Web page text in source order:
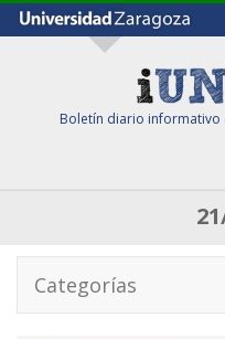
Boletín diario informativo
Categorías